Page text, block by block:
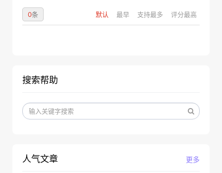
默认 最早 支持最多 评分最高
0条
搜索帮助
更多
人气文章